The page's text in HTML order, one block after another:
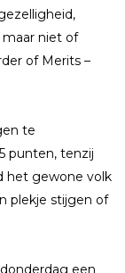
niet of
of Merits –
te
punten, tenzij
het gewone volk
plekje stijgen of
een